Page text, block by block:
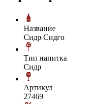
Название
Сидр Сидго
Тип напитка
Сидр
Артикул
27469